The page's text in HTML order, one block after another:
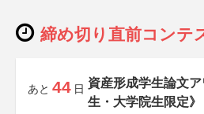
締め切り直前コンテ
あと 44 日 資産形成学生論文
生・大学院生限定》